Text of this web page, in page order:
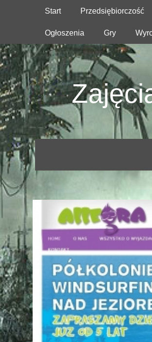
Start Przedsiębiorczość
Ogłoszenia Gry